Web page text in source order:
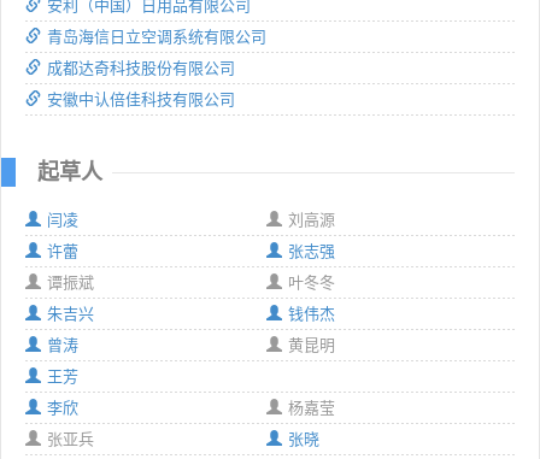
安利（中国）日用品有限公司
青岛海信日立空调系统有限公司
成都达奇科技股份有限公司
安徽中认倍佳科技有限公司
起草人
闫凌
刘高源
许蕾
张志强
谭振斌
叶冬冬
朱吉兴
钱伟杰
曾涛
黄昆明
王芳
李欣
杨嘉莹
张亚兵
张晓